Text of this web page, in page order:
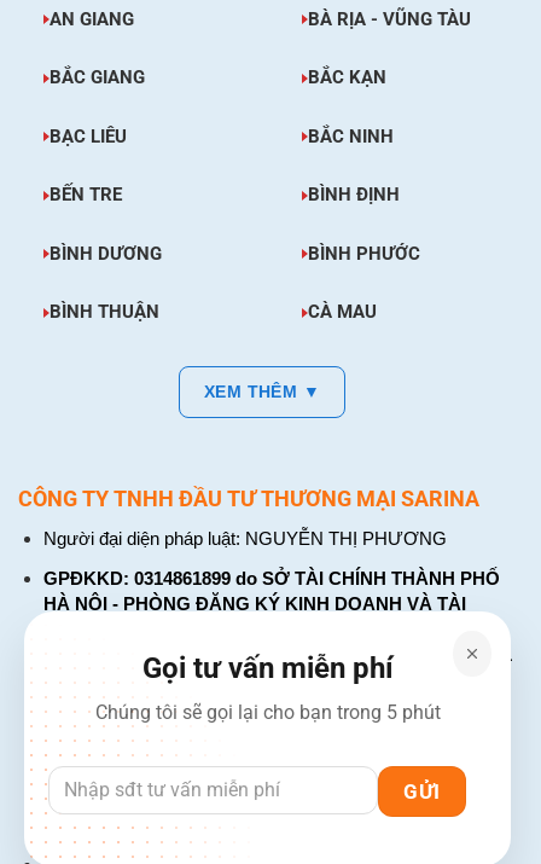
AN GIANG BÀ RỊA - VŨNG TÀU
BẮC GIANG BẮC KẠN
BẠC LIÊU BẮC NINH
BẾN TRE BÌNH ĐỊNH
BÌNH DƯƠNG BÌNH PHƯỚC
BÌNH THUẬN CÀ MAU
XEM THÊM ▼
CÔNG TY TNHH ĐẦU TƯ THƯƠNG MẠI SARINA
Người đại diện pháp luật: NGUYỄN THỊ PHƯƠNG
GPĐKKD: 0314861899 do SỞ TÀI CHÍNH THÀNH PHỐ
HÀ NỘI - PHÒNG ĐĂNG KÝ KINH DOANH VÀ TÀI
CHÍNH DOANH NGHIỆP cấp. Đăng ký lần đầu: ngày 26
tháng 01 năm 2018. Đăng ký thay đổi lần thứ: 4, ngày 31
tháng 03 năm 2026
226 Đường Láng, Đống Đa, Hà Nội
137 Đường Hòa Hưng, Phường 12, Quận 10, TP. Hồ Chí
Minh
Hotline: 1900 2106 - 0386 001 001
Gọi tư vấn miễn phí
Chúng tôi sẽ gọi lại cho bạn trong 5 phút